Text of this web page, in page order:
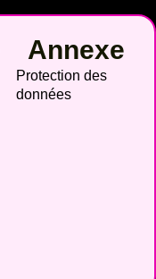
Annexe
Protection des
données